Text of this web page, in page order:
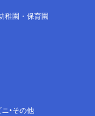
稚園・保育園
その他